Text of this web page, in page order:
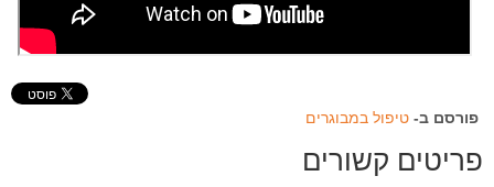
פורסם ב- טיפול במבוגרים
פריטים קשורים